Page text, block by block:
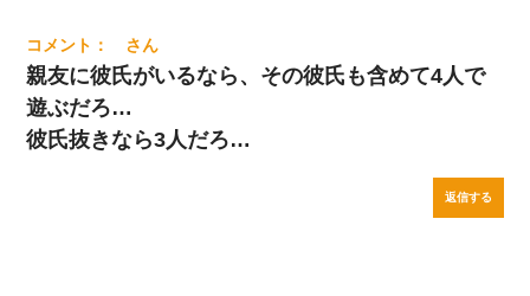
親友に彼氏がいるなら、その彼氏も含めて4人で
遊ぶだろ…
彼氏抜きなら3人だろ…
返信する